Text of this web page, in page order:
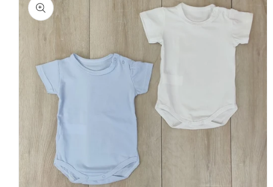
información
del producto